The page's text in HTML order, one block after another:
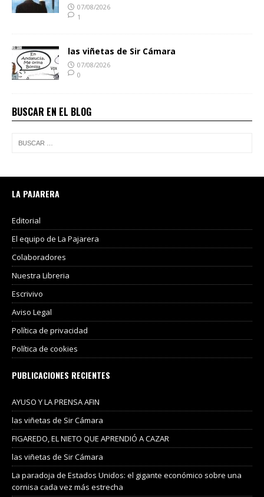
07/08/2026
1
las viñetas de Sir Cámara
07/08/2026
0
BUSCAR EN EL BLOG
LA PAJARERA
Editorial
El equipo de La Pajarera
Colaboradores
Nuestra Libreria
Escrivivo
Aviso Legal
Política de privacidad
Política de cookies
PUBLICACIONES RECIENTES
AYUSO Y LA PRENSA AFIN
las viñetas de Sir Cámara
FIGAREDO, EL NIETO QUE APRENDIÓ A CAZAR
las viñetas de Sir Cámara
La paradoja de Estados Unidos: el gigante económico sobre una
cornisa cada vez más estrecha